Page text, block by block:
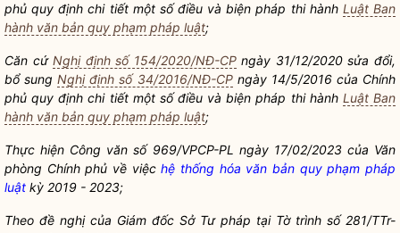
phủ quy định chi tiết một số điều và biện pháp thi hành Luật Ban
hành văn bản quy phạm pháp luật;
Căn cứNghị định số 154/2020/NĐ-CPngày 31/12/2020 sửa đổi,
bổ sungNghị định số 34/2016/NĐ-CPngày 14/5/2016 của Chính
phủ quy định chi tiết một số điều và biện pháp thi hành Luật Ban
hành văn bản quy phạm pháp luật;
Thực hiện Công văn số 969/VPCP-PL ngày 17/02/2023 của Văn
phòng Chính phủ về việchệ thống hóa văn bản quy phạm pháp
luật kỳ 2019 - 2023;
Theo đề nghị của Giám đốc Sở Tư pháp tại Tờ trình số 281/TTr-